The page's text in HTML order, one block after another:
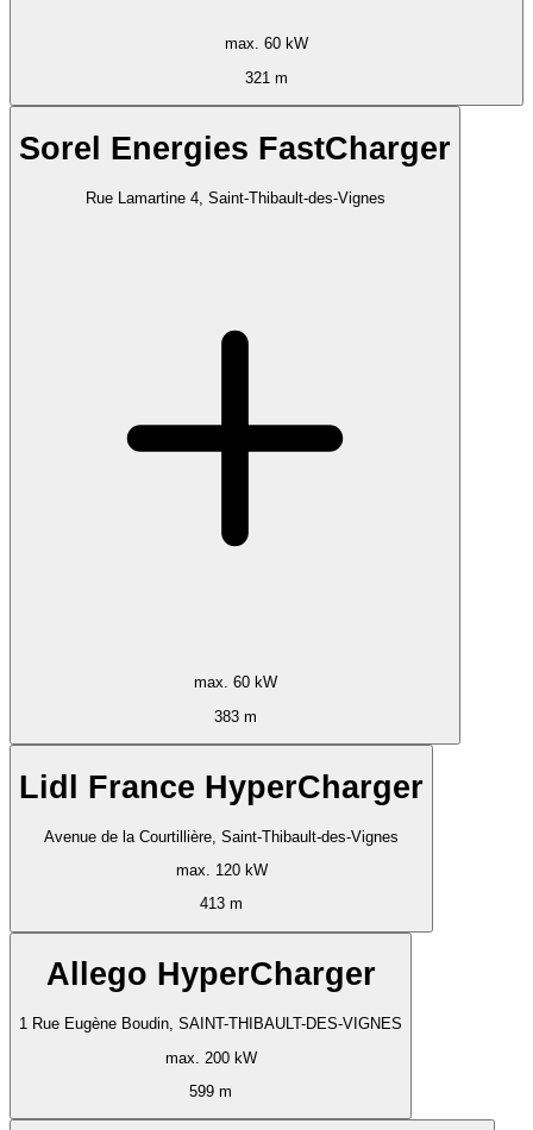
max. 60 kW
321 m
Sorel Energies FastCharger
Rue Lamartine 4, Saint-Thibault-des-Vignes
max. 60 kW
383 m
Lidl France HyperCharger
Avenue de la Courtillière, Saint-Thibault-des-Vignes
max. 120 kW
413 m
Allego HyperCharger
1 Rue Eugène Boudin, SAINT-THIBAULT-DES-VIGNES
max. 200 kW
599 m